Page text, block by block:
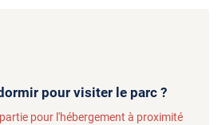
pour visiter le parc ?
pour l'hébergement à proximité